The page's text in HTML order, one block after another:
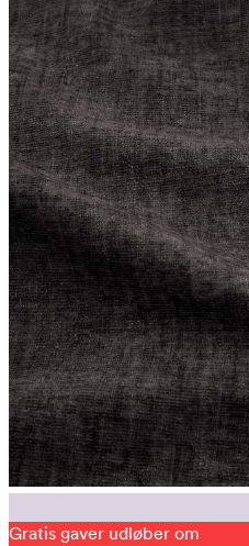
Gratis gaver udløber om